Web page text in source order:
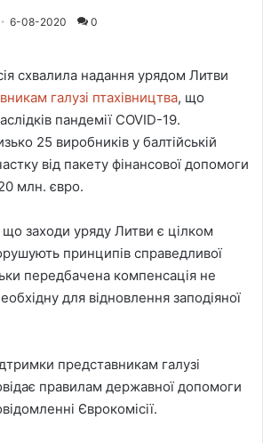
6-08-2020 0
схвалила надання урядом Литви
галузі птахівництва, що
пандемії COVID-19.
25 виробників у балтійській
від пакету фінансової допомоги
млн. євро.
що заходи уряду Литви є цілком
принципів справедливої
передбачена компенсація не
для відновлення заподіяної
представникам галузі
правилам державної допомоги
Єврокомісії.